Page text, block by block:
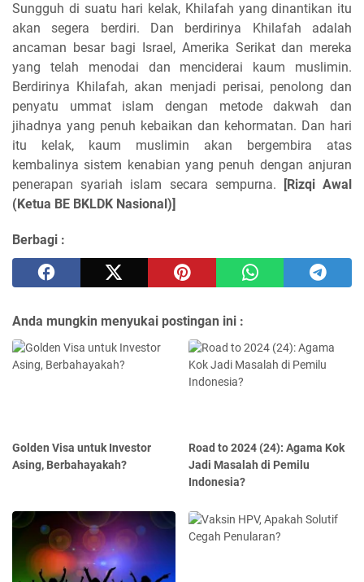
Sungguh di suatu hari kelak, Khilafah yang dinantikan itu
akan segera berdiri. Dan berdirinya Khilafah adalah
ancaman besar bagi Israel, Amerika Serikat dan mereka
yang telah menodai dan menciderai kaum muslimin.
Berdirinya Khilafah, akan menjadi perisai, penolong dan
penyatu ummat islam dengan metode dakwah dan
jihadnya yang penuh kebaikan dan kehormatan. Dan hari
itu kelak, kaum muslimin akan bergembira atas
kembalinya sistem kenabian yang penuh dengan anjuran
penerapan syariah islam secara sempurna. [Rizqi Awal
(Ketua BE BKLDK Nasional)]
Berbagi :
Anda mungkin menyukai postingan ini :
Golden Visa untuk Investor
Asing, Berbahayakah?
Road to 2024 (24): Agama Kok
Jadi Masalah di Pemilu
Indonesia?